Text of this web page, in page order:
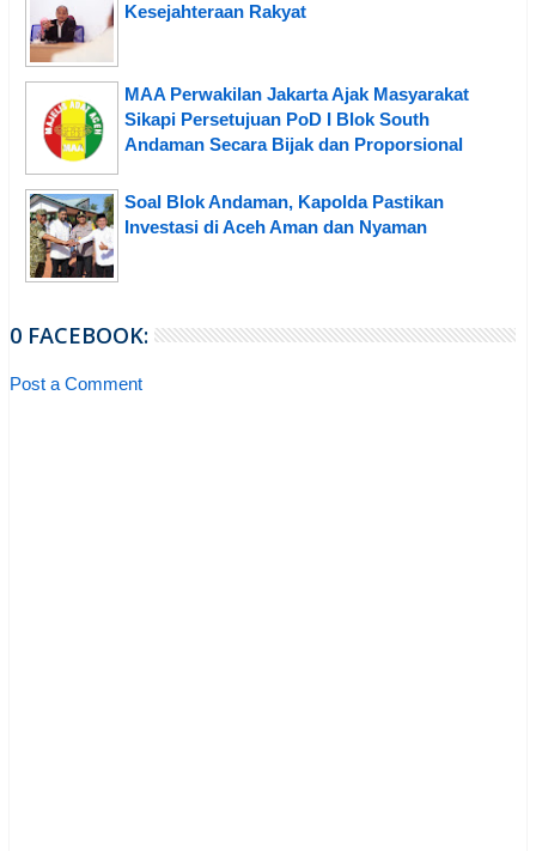
Kesejahteraan Rakyat
MAA Perwakilan Jakarta Ajak Masyarakat
Sikapi Persetujuan PoD I Blok South
Andaman Secara Bijak dan Proporsional
Soal Blok Andaman, Kapolda Pastikan
Investasi di Aceh Aman dan Nyaman
0 FACEBOOK:
Post a Comment